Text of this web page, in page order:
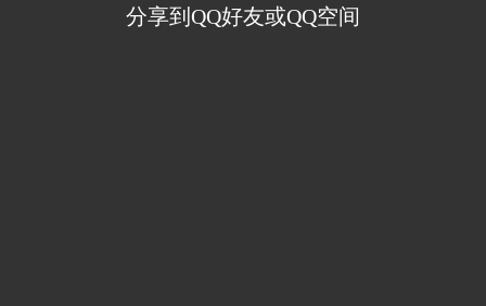
分享到QQ好友或QQ空间